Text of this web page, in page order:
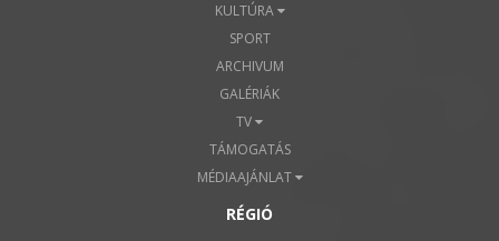
KULTÚRA
SPORT
ARCHIVUM
GALÉRIÁK
TV
TÁMOGATÁS
MÉDIAAJÁNLAT
RÉGIÓ